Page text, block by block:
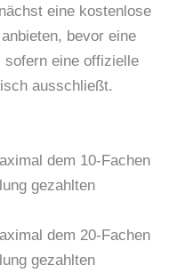
eine kostenlose
bevor eine
sofern eine offizielle
ausschließt.
dem 10-Fachen
gezahlten
dem 20-Fachen
gezahlten